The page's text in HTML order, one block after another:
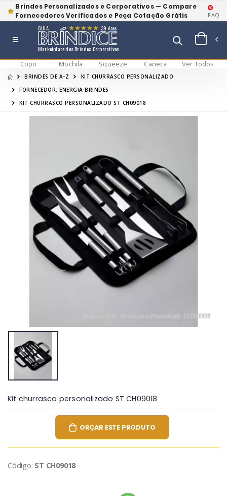
Brindes Personalizados e Corporativos — Compare
Fornecedores Verificados e Peça Cotação Grátis
FAQ
Marketplace dos Brindes Corporativos
GUIA 39 Anos
Copo Mochila Squeeze Caneca Ver Todos
BRINDES DE A-Z
KIT CHURRASCO PERSONALIZADO
FORNECEDOR: ENERGIA BRINDES
KIT CHURRASCO PERSONALIZADO ST CH09018
Kit churrasco personalizado ST CH09018
ORÇAR ESTE PRODUTO
Código: ST CH09018